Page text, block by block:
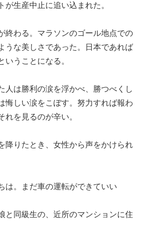
が生産中止に追い込まれた。
終わる。マラソンのゴール地点での
う な美しさであった。
日本であれば
いうことになる。
は勝利の涙を浮かべ、勝つべくし
悔しい涙をこぼす。努力すれば報わ
れを見るのが辛い。
降りたとき、女性から声をかけられ
。まだ車の運転ができていい
と同級生の
近所のマンションに住